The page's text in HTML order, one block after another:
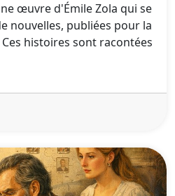
œuvre d'Émile Zola qui se
nouvelles, publiées pour la
histoires sont racontées